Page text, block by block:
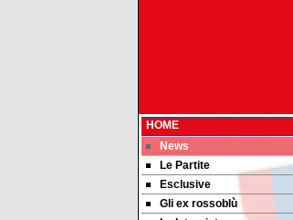
HOME
News
Le Partite
Esclusive
Gli ex rossoblù